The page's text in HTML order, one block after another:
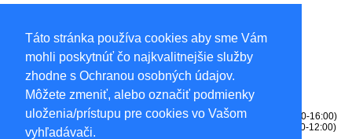
Táto stránka používa cookies aby sme Vám
mohli poskytnúť čo najkvalitnejšie služby
zhodne s Ochranou osobných údajov.
Môžete zmeniť, alebo označiť podmienky
uloženia/prístupu pre cookies vo Vašom
vyhľadávači.
Kontakt
Sídlo
AUTO-KOVO,s.r.o.
Gabčíkovská 6585/62A
Dunajská Streda
92901
Okresný súd Trnava, Oddiel: Sro, Vložka číslo: 14057/T
Tel: 0905256531 - predajňa (PONDELOK-PIATOK 8:00-12:00, 13:00-16:00)
Tel: 0915709164 - fakturácia, reklamácie (PONDELOK-PIATOK 8:00-12:00)